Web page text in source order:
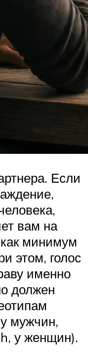
Если
вам на
минимум
этом, голос
именно
должен
мужчин,
у женщин).